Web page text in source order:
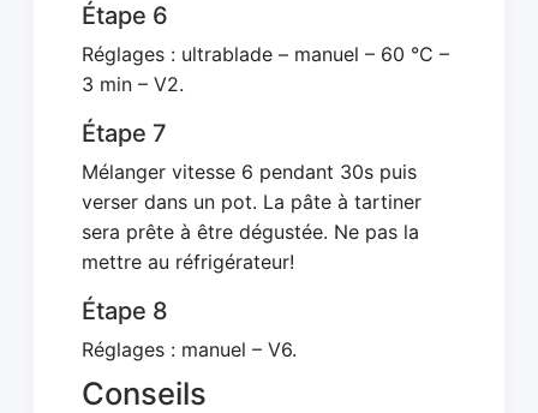
Étape 6
Réglages : ultrablade – manuel – 60 °C –
3 min – V2.
Étape 7
Mélanger vitesse 6 pendant 30s puis
verser dans un pot. La pâte à tartiner
sera prête à être dégustée. Ne pas la
mettre au réfrigérateur!
Étape 8
Réglages : manuel – V6.
Conseils